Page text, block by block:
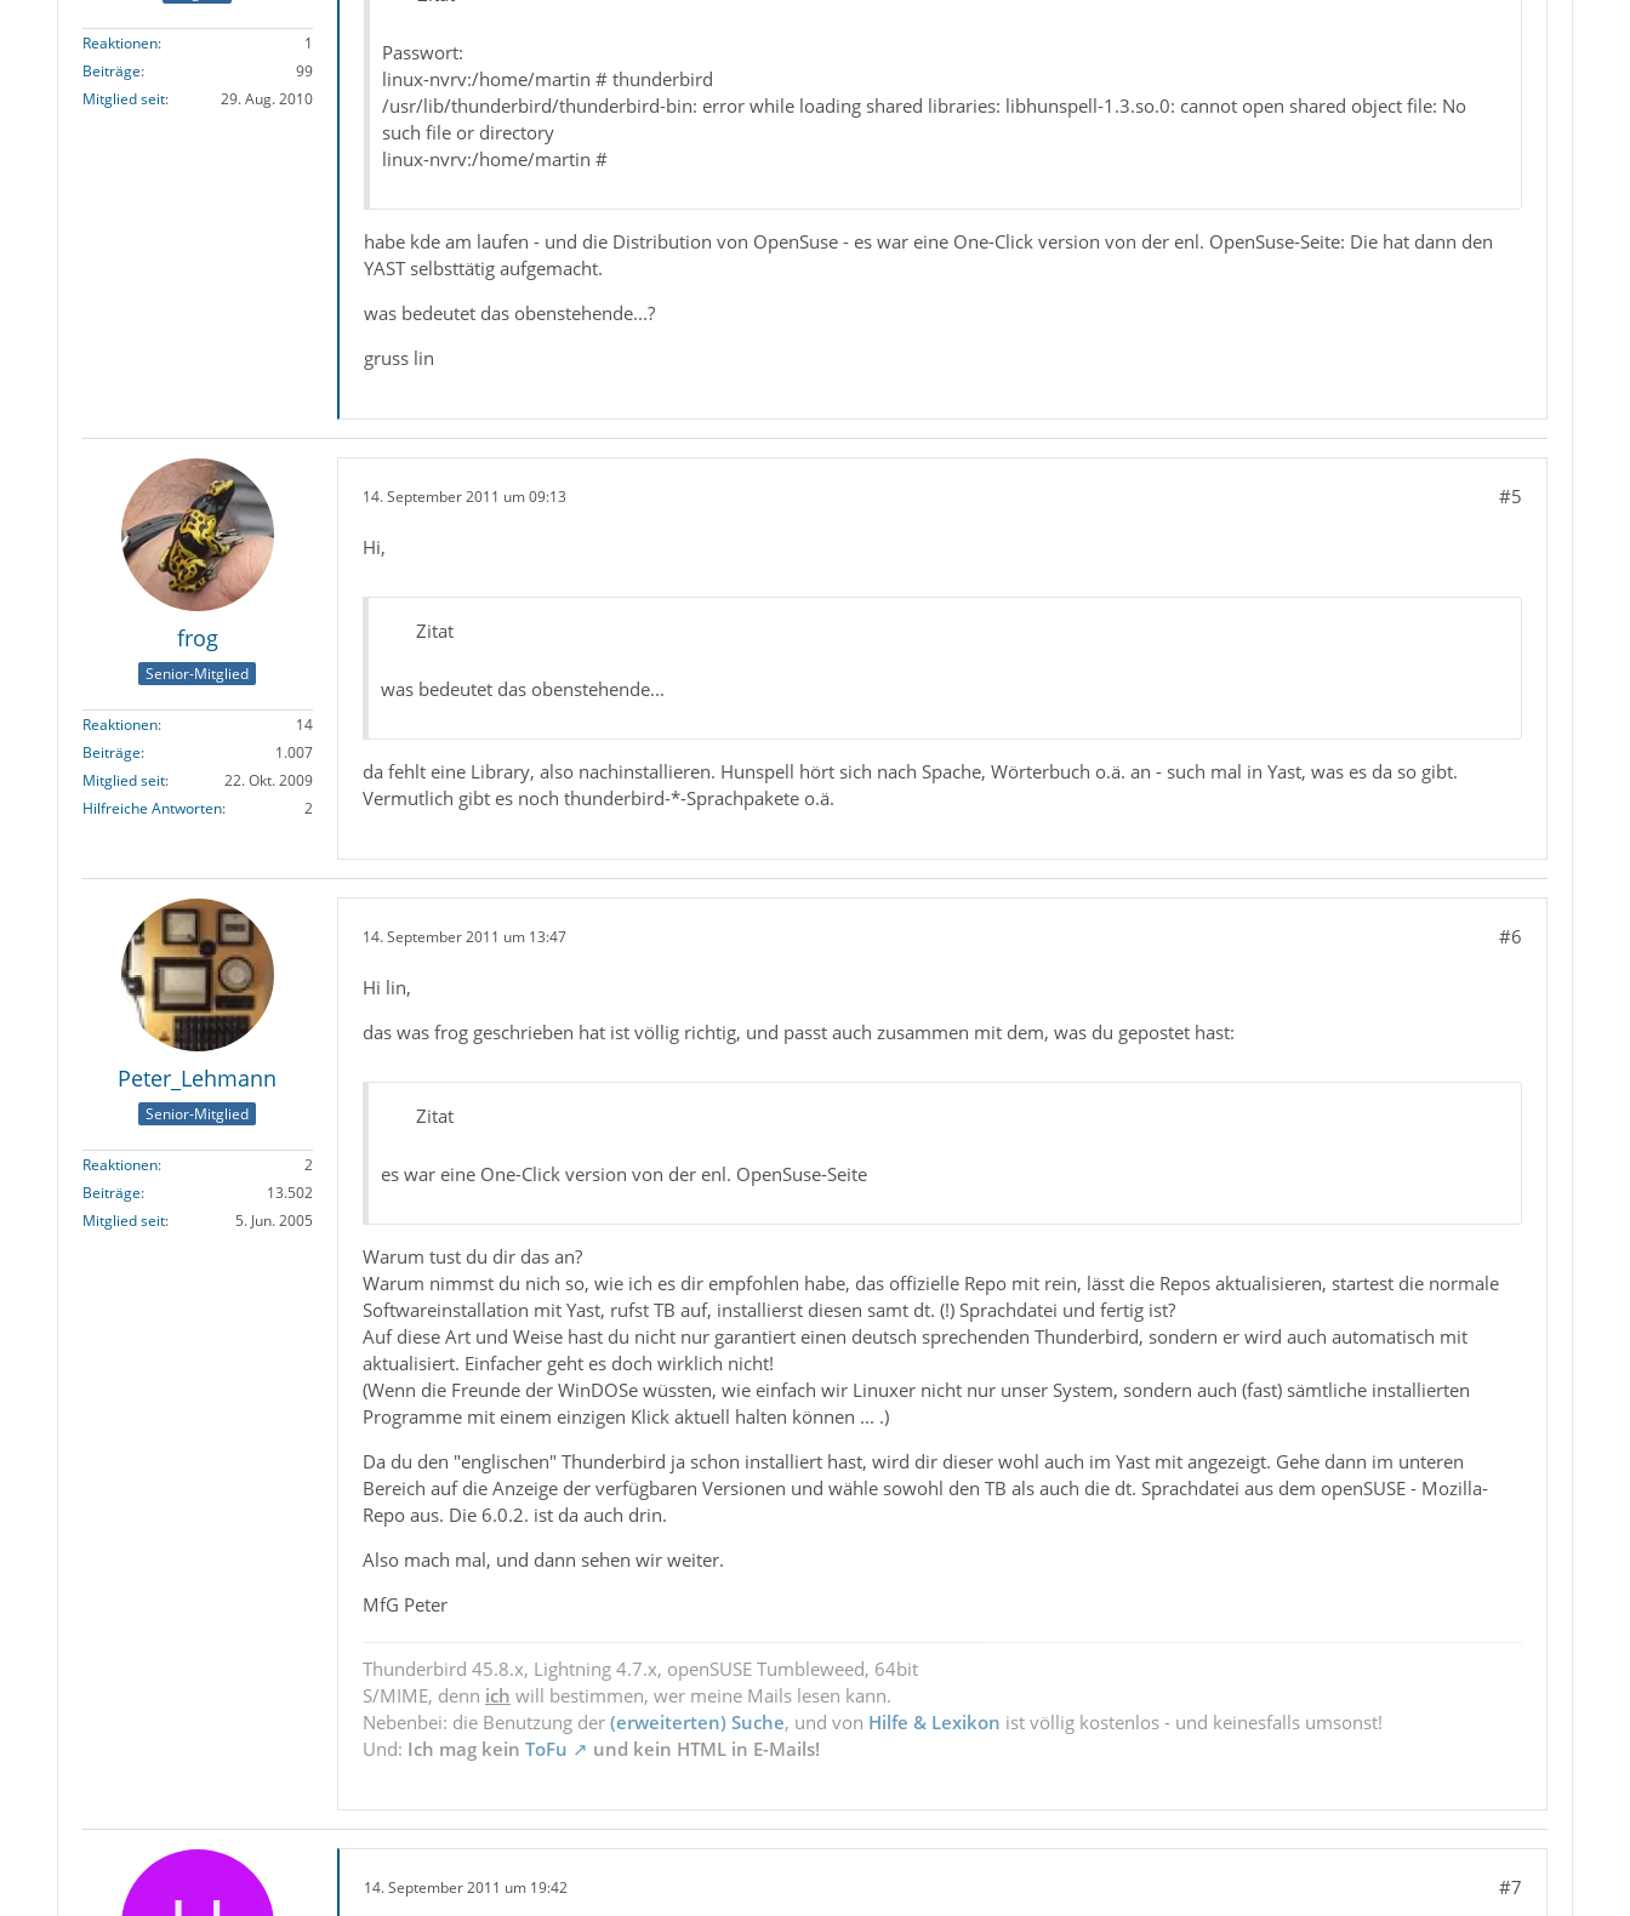
Reaktionen
1
Beiträge
99
Mitglied seit
29. Aug. 2010
Passwort:
linux-nvrv:/home/martin # thunderbird
/usr/lib/thunderbird/thunderbird-bin: error while loading shared libraries: libhunspell-1.3.so.0: cannot open shared object file: No
such file or directory
linux-nvrv:/home/martin #
habe kde am laufen - und die Distribution von OpenSuse - es war eine One-Click version von der enl. OpenSuse-Seite: Die hat dann den
YAST selbsttätig aufgemacht.
was bedeutet das obenstehende...?
gruss lin
frog
Senior-Mitglied
Reaktionen
14
Beiträge
1.007
Mitglied seit
22. Okt. 2009
Hilfreiche Antworten
2
14. September 2011 um 09:13 #5
Hi,
Zitat
was bedeutet das obenstehende...
da fehlt eine Library, also nachinstallieren. Hunspell hört sich nach Spache, Wörterbuch o.ä. an - such mal in Yast, was es da so gibt.
Vermutlich gibt es noch thunderbird-*-Sprachpakete o.ä.
Peter_Lehmann
Senior-Mitglied
Reaktionen
2
Beiträge
13.502
Mitglied seit
5. Jun. 2005
14. September 2011 um 13:47 #6
Hi lin,
das was frog geschrieben hat ist völlig richtig, und passt auch zusammen mit dem, was du gepostet hast:
Zitat
es war eine One-Click version von der enl. OpenSuse-Seite
Warum tust du dir das an?
Warum nimmst du nich so, wie ich es dir empfohlen habe, das offizielle Repo mit rein, lässt die Repos aktualisieren, startest die normale
Softwareinstallation mit Yast, rufst TB auf, installierst diesen samt dt. (!) Sprachdatei und fertig ist?
Auf diese Art und Weise hast du nicht nur garantiert einen deutsch sprechenden Thunderbird, sondern er wird auch automatisch mit
aktualisiert. Einfacher geht es doch wirklich nicht!
(Wenn die Freunde der WinDOSe wüssten, wie einfach wir Linuxer nicht nur unser System, sondern auch (fast) sämtliche installierten
Programme mit einem einzigen Klick aktuell halten können ... .)
Da du den "englischen" Thunderbird ja schon installiert hast, wird dir dieser wohl auch im Yast mit angezeigt. Gehe dann im unteren
Bereich auf die Anzeige der verfügbaren Versionen und wähle sowohl den TB als auch die dt. Sprachdatei aus dem openSUSE - Mozilla-
Repo aus. Die 6.0.2. ist da auch drin.
Also mach mal, und dann sehen wir weiter.
MfG Peter
Thunderbird 45.8.x, Lightning 4.7.x, openSUSE Tumbleweed, 64bit
S/MIME, denn ich will bestimmen, wer meine Mails lesen kann.
Nebenbei: die Benutzung der (erweiterten) Suche, und von Hilfe & Lexikon ist völlig kostenlos - und keinesfalls umsonst!
Und: Ich mag kein ToFu und kein HTML in E-Mails!
14. September 2011 um 19:42 #7